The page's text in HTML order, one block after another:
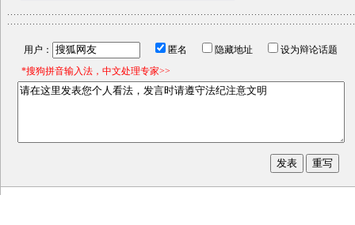
用户： 匿名 隐藏地址
设为辩论话题
*搜狗拼音输入法，中文处理专家>>